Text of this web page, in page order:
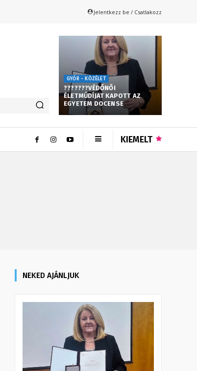
Jelentkezz be / Csatlakozz
GYŐR - KÖZÉLET
???????VÉDŐNŐI
ÉLETMŰDÍJAT KAPOTT AZ
EGYETEM DOCENSE
KIEMELT
NEKED AJÁNLJUK